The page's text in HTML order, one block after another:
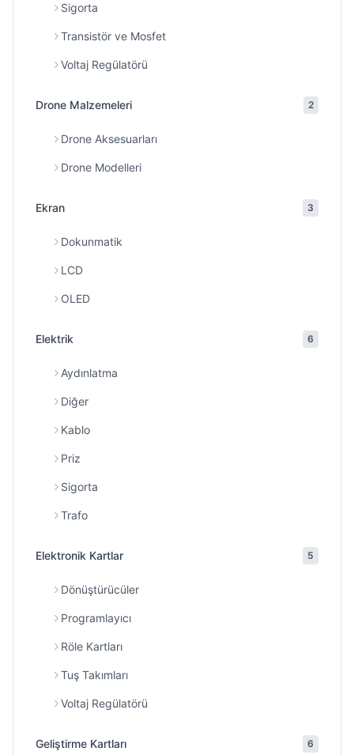
Sigorta
Transistör ve Mosfet
Voltaj Regülatörü
Drone Malzemeleri 2
Drone Aksesuarları
Drone Modelleri
Ekran 3
Dokunmatik
LCD
OLED
Elektrik 6
Aydınlatma
Diğer
Kablo
Priz
Sigorta
Trafo
Elektronik Kartlar 5
Dönüştürücüler
Programlayıcı
Röle Kartları
Tuş Takımları
Voltaj Regülatörü
Geliştirme Kartları 6